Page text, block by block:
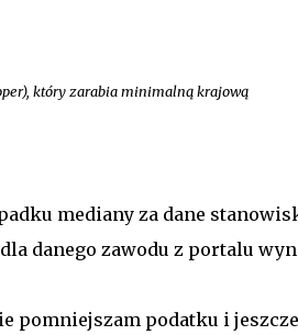
który zarabia minimalną krajową
mediany za dane
danego zawodu z portalu
pomniejszam podatku i